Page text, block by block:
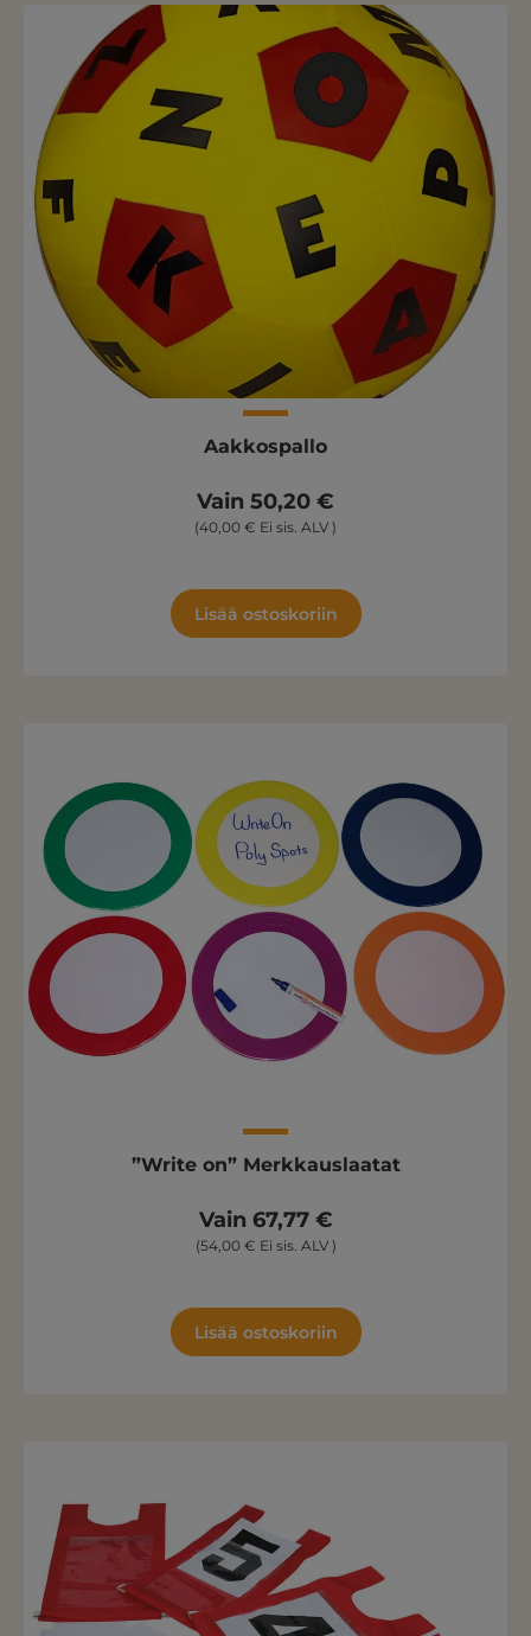
Aakkospallo
Vain 50,20 €
(40,00 € Ei sis. ALV )
Lisää ostoskoriin
”Write on” Merkkauslaatat
Vain 67,77 €
(54,00 € Ei sis. ALV )
Lisää ostoskoriin